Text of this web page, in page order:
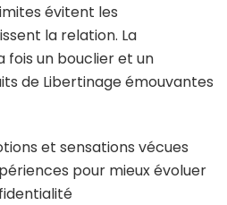
évitent les
la relation. La
fois un bouclier et un
de Libertinage émouvantes
et sensations vécues
pour mieux évoluer